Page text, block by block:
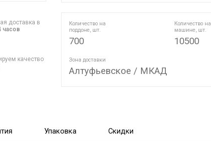
доставка в
часов
качество
Количество на
поддоне, шт.
700
Количество на
машине, шт.
10500
Зона доставки
Алтуфьевское / МКАД
Упаковка Скидки